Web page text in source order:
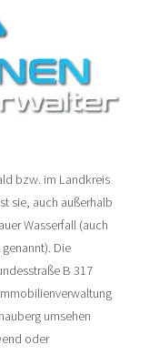
bzw. im Landkreis
sie, auch außerhalb
Wasserfall (auch
Die
B 317
umsehen
oder